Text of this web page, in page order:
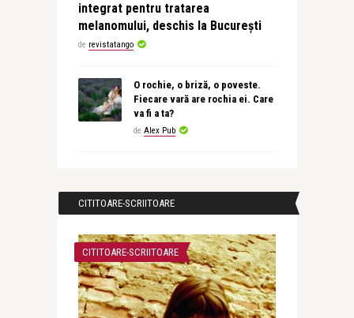
integrat pentru tratarea
melanomului, deschis la București
de revistatango
O rochie, o briză, o poveste.
Fiecare vară are rochia ei. Care
va fi a ta?
de Alex Pub
CITITOARE-SCRIITOARE
CITITOARE-SCRIITOARE